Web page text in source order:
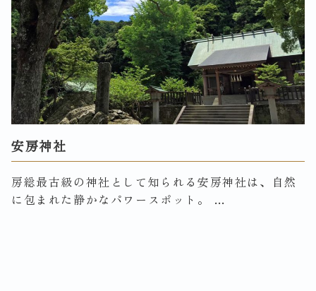
安房神社
房総最古級の神社として知られる安房神社は、自然
に包まれた静かなパワースポット。 …